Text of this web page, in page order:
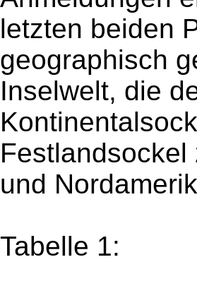
letzten beiden
geographisch
Inselwelt, die
und
Tabelle 1: